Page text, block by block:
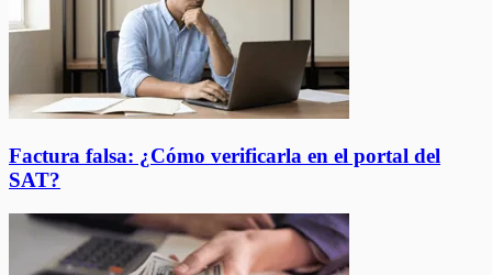
Factura falsa: ¿Cómo verificarla en el portal del
SAT?